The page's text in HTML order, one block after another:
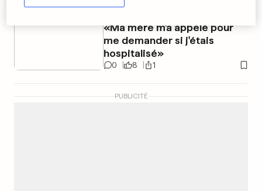
«Ma mère m'a appelé pour
me demander si j'étais
hospitalisé»
0 8 1
PUBLICITÉ